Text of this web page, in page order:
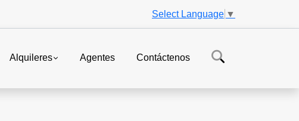
Select Language ▼
Alquileres Agentes Contáctenos